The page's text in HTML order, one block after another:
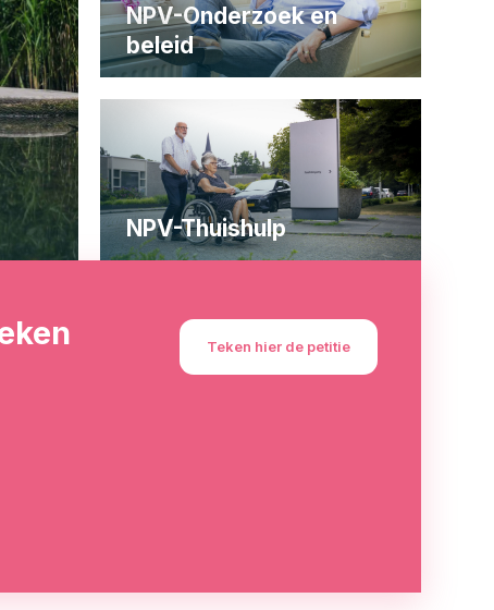
NPV-Onderzoek en
beleid
NPV-Thuishulp
Teken hier de petitie